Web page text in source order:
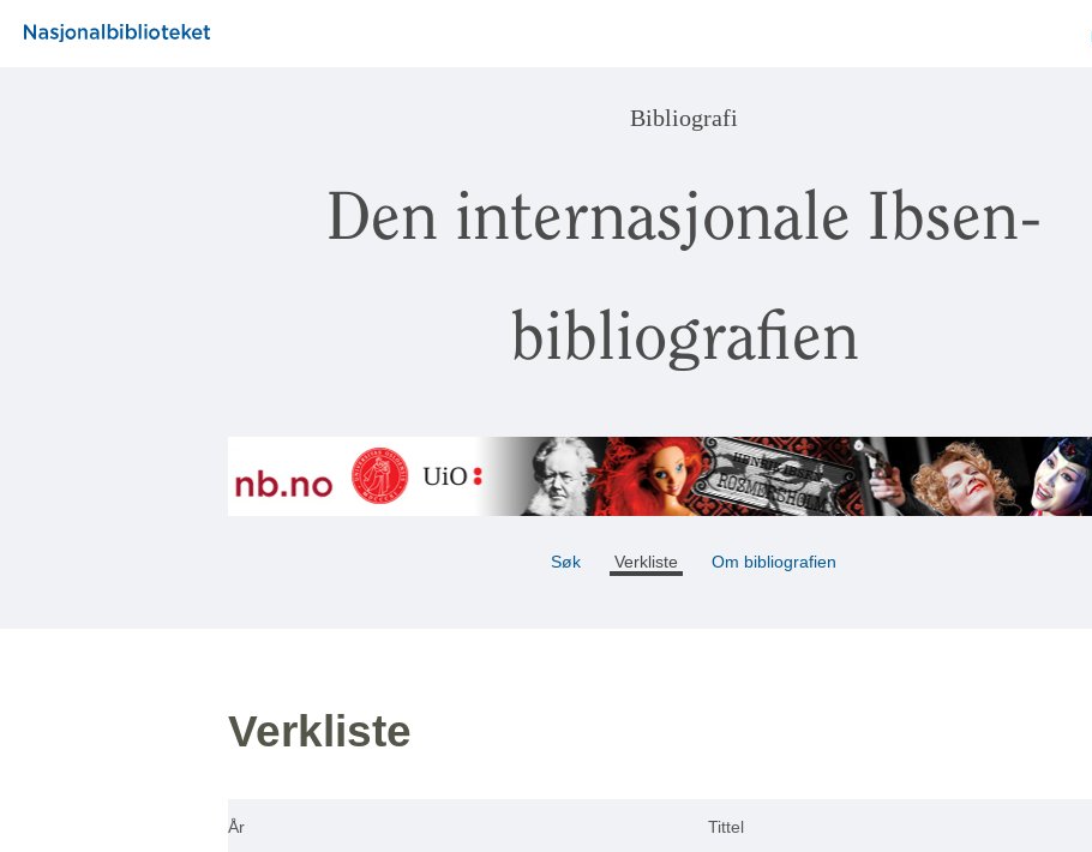
Bibliografi
Den internasjonale Ibsen-
bibliografien
Søk Verkliste Om bibliografien
Verkliste
År Tittel